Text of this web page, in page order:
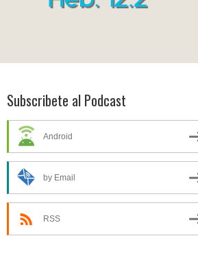
Subscribete al Podcast
Android
by Email
RSS